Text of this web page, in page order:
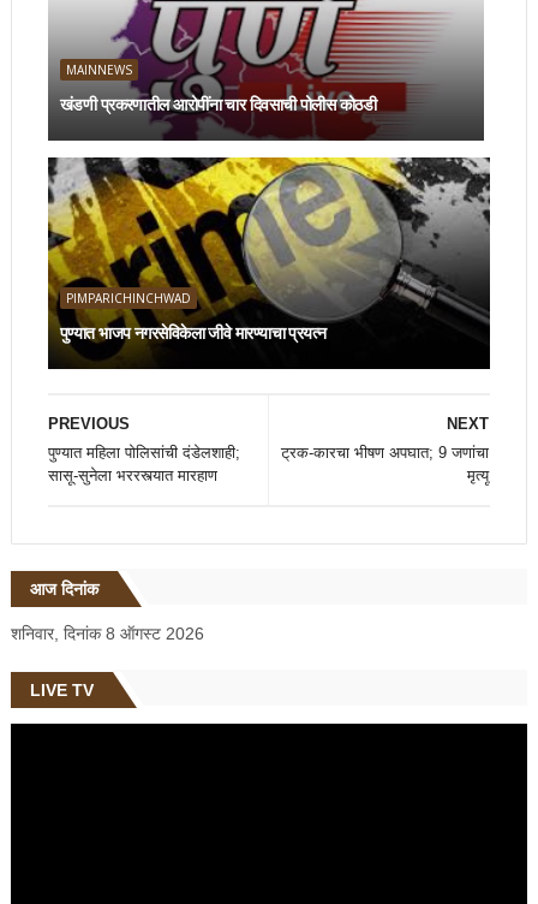
MAINNEWS
खंडणी प्रकरणातील आरोपींना चार दिवसाची पोलीस कोठडी
PIMPARICHINCHWAD
पुण्यात भाजप नगरसेविकेला जीवे मारण्याचा प्रयत्न
NEXT
ट्रक-कारचा भीषण अपघात; 9 जणांचा
मृत्यू
PREVIOUS
पुण्यात महिला पोलिसांची दंडेलशाही;
सासू-सुनेला भररस्त्यात मारहाण
आज दिनांक
शनिवार, दिनांक 8 ऑगस्ट 2026
LIVE TV